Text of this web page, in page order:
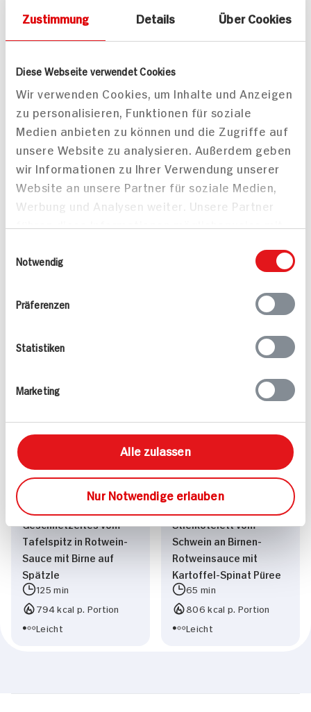
Zustimmung Details Über Cookies
Diese Webseite verwendet Cookies
Wir verwenden Cookies, um Inhalte und Anzeigen
zu personalisieren, Funktionen für soziale
Medien anbieten zu können und die Zugriffe auf
unsere Website zu analysieren. Außerdem geben
wir Informationen zu Ihrer Verwendung unserer
Website an unsere Partner für soziale Medien,
Werbung und Analysen weiter. Unsere Partner
bereitgestellt haben oder die sie im Rahmen
Notwendig
Präferenzen
Statistiken
Marketing
Alle zulassen
Nur Notwendige erlauben
320 kcal p. Portion
Zimtparfait mit
Schwer
Gorgonzola auf Feldsa
278 kcal p. Portion
Geschnetzeltes vom
Tafelspitz in Rotwein-
Sauce mit Birne auf
Spätzle
125 min
794 kcal p. Portion
Leicht
Stielkotelett vom
Schwein an Birnen-
Rotweinsauce mit
Kartoffel-Spinat Püree
65 min
806 kcal p. Portion
Leicht